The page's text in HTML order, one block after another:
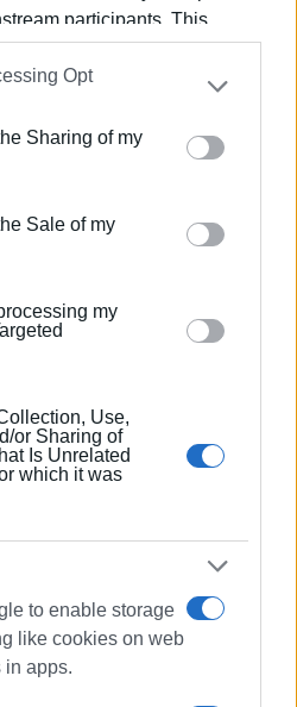
participants. This
by us to third parties
Participants
that may
third parties.
app uses one or more
gather and store information
to grant or deny consent to
tags to use your data for
Opt
Sharing of my
Sale of my
my
Use,
or Sharing of
Is Unrelated
which it was
to enable storage
like cookies on web
in apps.
βοηθητικών
ότι είναι δυσανάλογα
συνολικό έργο
Με την έναρξη της νέας
πλησιάζει, η πίεση προς τη
του έργου
του Πανεπιστημίου
στο ξεκίνημα με την
Κέρκυρας», ενώ από τις
25 χρόνια στο «Κερκυραϊκό
- διευθυντής στα
από το 2000 και για 15